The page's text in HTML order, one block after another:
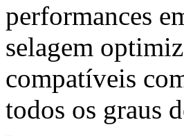
performances
selagem
compatíveis
todos os graus